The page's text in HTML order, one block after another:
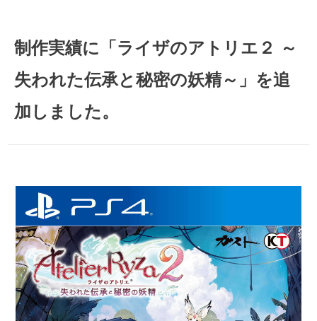
制作実績に「ライザのアトリエ２ ～
失われた伝承と秘密の妖精～」を追
加しました。